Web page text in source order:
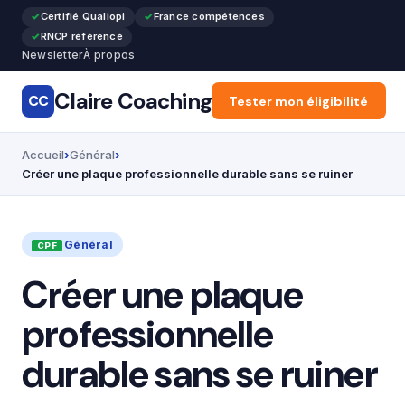
Certifié Qualiopi
France compétences
RNCP référencé
NewsletterÀ propos
CC Claire Coaching Accueil Général
Tester mon éligibilité
Accueil Général
Créer une plaque professionnelle durable sans se ruiner
Général
Créer une plaque
professionnelle
durable sans se ruiner